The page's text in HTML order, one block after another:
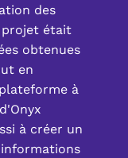
des
projet était
obtenues
en
à
à créer un